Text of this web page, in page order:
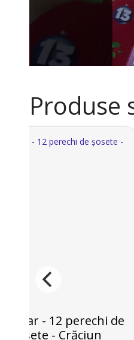
Produse
- 12 perechi de
șosete - Crăciun